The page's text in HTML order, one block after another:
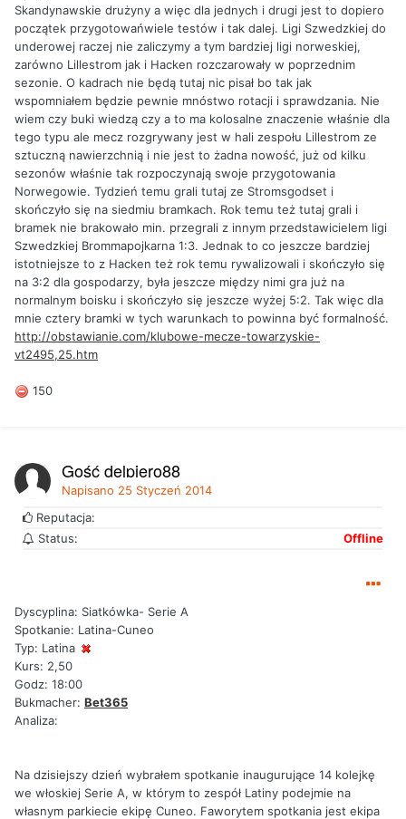
Skandynawskie drużyny a więc dla jednych i drugi jest to dopiero
początek przygotowańwiele testów i tak dalej. Ligi Szwedzkiej do
underowej raczej nie zaliczymy a tym bardziej ligi norweskiej,
zarówno Lillestrom jak i Hacken rozczarowały w poprzednim
sezonie. O kadrach nie będą tutaj nic pisał bo tak jak
wspomniałem będzie pewnie mnóstwo rotacji i sprawdzania. Nie
wiem czy buki wiedzą czy a to ma kolosalne znaczenie właśnie dla
tego typu ale mecz rozgrywany jest w hali zespołu Lillestrom ze
sztuczną nawierzchnią i nie jest to żadna nowość, już od kilku
sezonów właśnie tak rozpoczynają swoje przygotowania
Norwegowie. Tydzień temu grali tutaj ze Stromsgodset i
skończyło się na siedmiu bramkach. Rok temu też tutaj grali i
bramek nie brakowało min. przegrali z innym przedstawicielem ligi
Szwedzkiej Brommapojkarna 1:3. Jednak to co jeszcze bardziej
istotniejsze to z Hacken też rok temu rywalizowali i skończyło się
na 3:2 dla gospodarzy, była jeszcze między nimi gra już na
normalnym boisku i skończyło się jeszcze wyżej 5:2. Tak więc dla
mnie cztery bramki w tych warunkach to powinna być formalność.
http://obstawianie.com/klubowe-mecze-towarzyskie-
vt2495,25.htm
150
Gość delpiero88
Napisano 25 Styczeń 2014
Reputacja:
Status:
Offline
Dyscyplina: Siatkówka- Serie A
Spotkanie: Latina-Cuneo
Typ: Latina
Kurs: 2,50
Godz: 18:00
Bukmacher: Bet365
Analiza:
Na dzisiejszy dzień wybrałem spotkanie inaugurujące 14 kolejkę
we włoskiej Serie A, w którym to zespół Latiny podejmie na
własnym parkiecie ekipę Cuneo. Faworytem spotkania jest ekipa